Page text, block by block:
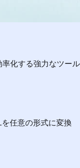
化する強力なツール
任意の形式に変換